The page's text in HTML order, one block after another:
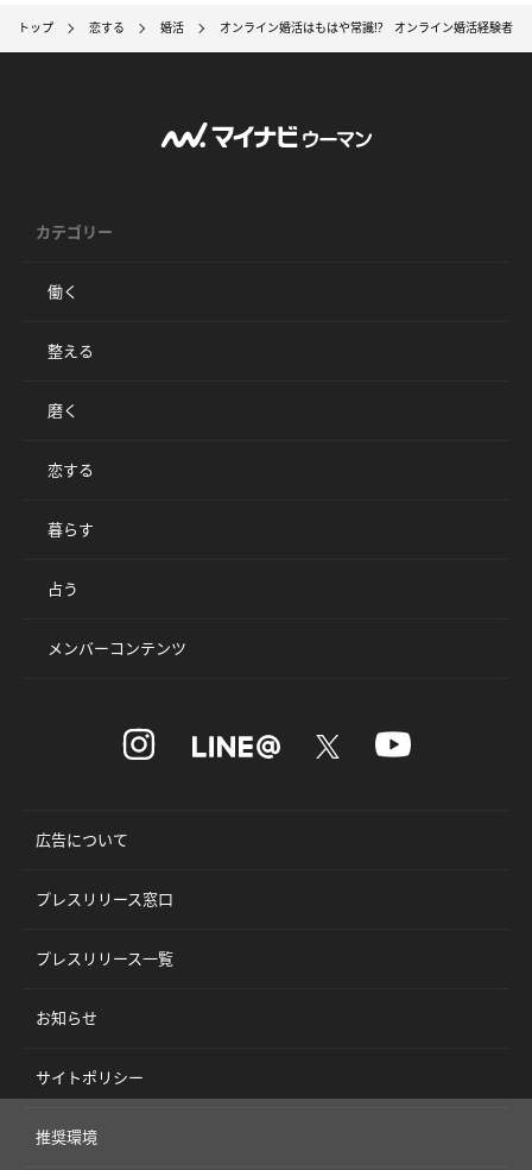
トップ 恋する 婚活 オンライン婚活はもはや常識!? オンライン婚活経験者の
カテゴリー
働く
整える
磨く
恋する
暮らす
占う
メンバーコンテンツ
広告について
プレスリリース窓口
プレスリリース一覧
お知らせ
サイトポリシー
推奨環境